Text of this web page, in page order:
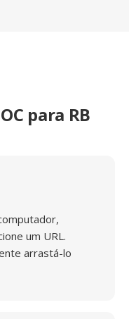
para RB
um URL.
arrastá-lo